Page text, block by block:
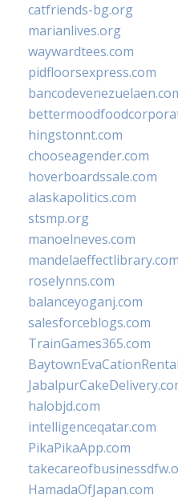
catfriends-bg.org
marianlives.org
waywardtees.com
pidfloorsexpress.com
hingstonnt.com
chooseagender.com
hoverboardssale.com
alaskapolitics.com
stsmp.org
manoelneves.com
mandelaeffectlibrary.com
roselynns.com
balanceyoganj.com
salesforceblogs.com
TrainGames365.com
halobjd.com
intelligenceqatar.com
PikaPikaApp.com
HamadaOfJapan.com